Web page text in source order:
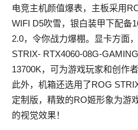
电竞主机颜值爆表，主板采用
WIFI D5吹雪，银白装甲下配备
2.0，令你战力爆棚。显卡方面
STRIX- RTX4060-08G-
13700K，可为游戏玩家和创作
此外，机箱还选用了ROG
定制版，精致的RO姬形象为游
的视觉效果！